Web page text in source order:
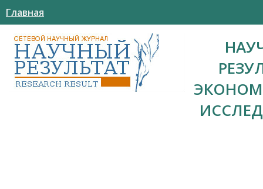
Главная